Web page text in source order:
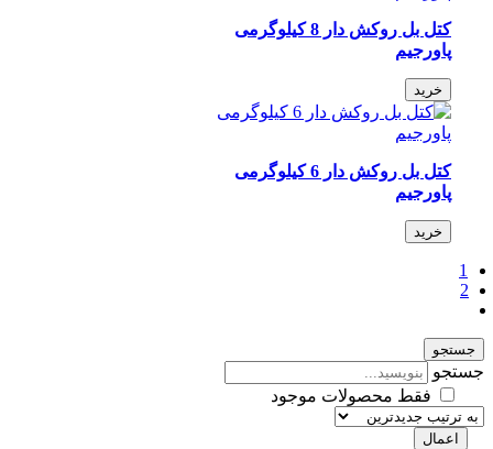
کتل بل روکش دار 8 کیلوگرمی
پاورجیم
کتل بل روکش دار 6 کیلوگرمی
پاورجیم
فقط محصولات موجود